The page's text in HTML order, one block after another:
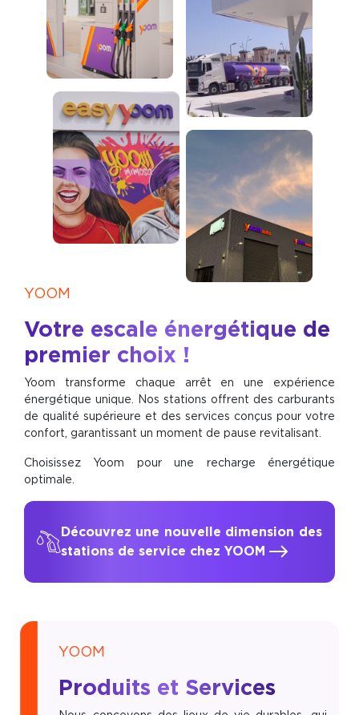
YOOM
Votre escale énergétique de
premier choix !
Yoom transforme chaque arrêt en une expérience
énergétique unique. Nos stations offrent des carburants
de qualité supérieure et des services conçus pour votre
confort, garantissant un moment de pause revitalisant.
Choisissez Yoom pour une recharge énergétique
optimale.
Découvrez une nouvelle dimension des
stations de service chez YOOM
YOOM
Produits et Services